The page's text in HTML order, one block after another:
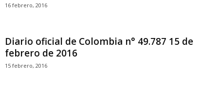
16 febrero, 2016
Diario oficial de Colombia n° 49.787 15 de
febrero de 2016
15 febrero, 2016